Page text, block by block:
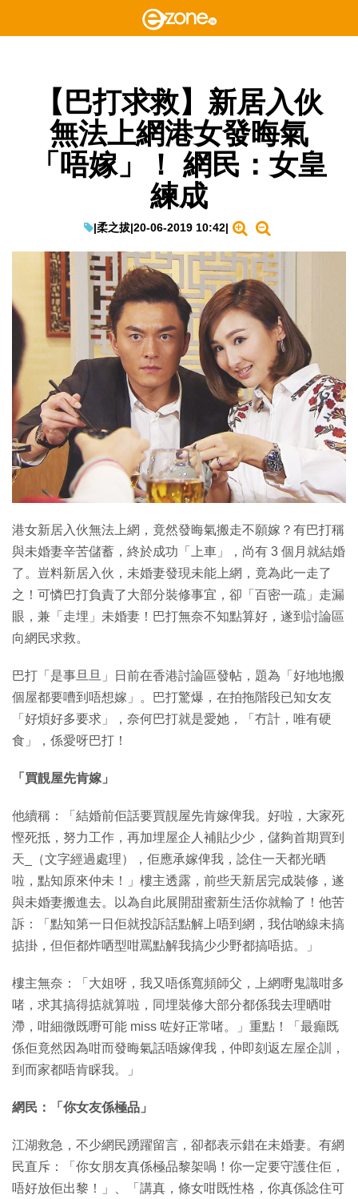
【巴打求救】新居入伙
無法上網港女發晦氣
「唔嫁」！ 網民：女皇
練成
|柔之拔|20-06-2019 10:42|
港女新居入伙無法上網，竟然發晦氣搬走不願嫁？有巴打稱
與未婚妻辛苦儲蓄，終於成功「上車」，尚有 3 個月就結婚
了。豈料新居入伙，未婚妻發現未能上網，竟為此一走了
之！可憐巴打負責了大部分裝修事宜，卻「百密一疏」走漏
眼，兼「走埋」未婚妻！巴打無奈不知點算好，遂到討論區
向網民求救。
巴打「是事旦旦」日前在香港討論區發帖，題為「好地地搬
個屋都要嘈到唔想嫁」。巴打驚爆，在拍拖階段已知女友
「好煩好多要求」，奈何巴打就是愛她，「冇計，唯有硬
食」，係愛呀巴打！
「買靚屋先肯嫁」
他續稱：「結婚前佢話要買靚屋先肯嫁俾我。好啦，大家死
慳死抵，努力工作，再加埋屋企人補貼少少，儲夠首期買到
天_（文字經過處理），佢應承嫁俾我，諗住一天都光晒
啦，點知原來仲未！」樓主透露，前些天新居完成裝修，遂
與未婚妻搬進去。以為自此展開甜蜜新生活你就輸了！他苦
訴：「點知第一日佢就投訴話點解上唔到網，我估啲線未搞
掂掛，但佢都炸哂型咁罵點解我搞少少野都搞唔掂。」
樓主無奈：「大姐呀，我又唔係寬頻師父，上網嘢鬼識咁多
啫，求其搞得掂就算啦，同埋裝修大部分都係我去理晒咁
滯，咁細微既嘢可能 miss 咗好正常啫。」重點！「最癲既
係佢竟然因為咁而發晦氣話唔嫁俾我，仲即刻返左屋企訓，
到而家都唔肯睬我。」
網民：「你女友係極品」
江湖救急，不少網民踴躍留言，卻都表示錯在未婚妻。有網
民直斥：「你女朋友真係極品黎架喎！你一定要守護住佢，
唔好放佢出黎！」、「講真，條女咁既性格，你真係諗住可